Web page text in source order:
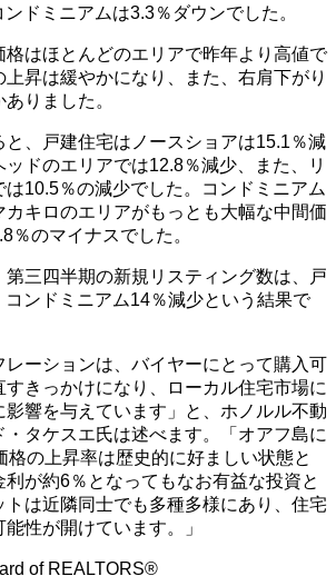
ドミニアムは3.3％ダウンでした。
格はほとんどのエリアで昨年より高値で
上昇は緩やかになり、また、右肩下がり
りました。
、戸建住宅はノースショアは15.1％減
ドのエリアでは12.8％減少、また、リ
10.5％の減少でした。コンドミニアム
キロのエリアがもっとも大幅な中間価
％のマイナスでした。
第三四半期の新規リスティング数は、戸
ンドミニアム14％減少という結果で
レーションは、バイヤーにとって購入可
きっかけになり、ローカル住宅市場に
影響を与えています」と、ホノルル不動
・タケスエ氏は述べます。「オアフ島に
格の上昇率は歴史的に好ましい状態と
が約6％となってもなお有益な投資と
トは近隣同士でも多種多様にあり、住宅
性が開けています。」
of REALTORS®